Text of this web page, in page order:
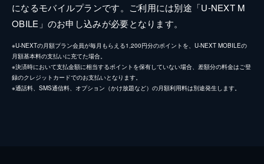
になるモバイルプランです。ご利用には別途「U-NEXT M
OBILE」のお申し込みが必要となります。
※U-NEXTの月額プラン会員が毎月もらえる1,200円分のポイントを、U-NEXT MOBILEの
月額基本料の支払いに充てた場合。
※決済時において支払金額に相当するポイントを保有していない場合、差額分の料金はご登
録のクレジットカードでのお支払いとなります。
※通話料、SMS通信料、オプション（かけ放題など）の月額利用料は別途発生します。